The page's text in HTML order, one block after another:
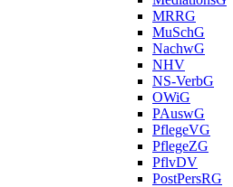
MRRG
MuSchG
NachwG
NHV
NS-VerbG
OWiG
PAuswG
PflegeVG
PflegeZG
PflvDV
PostPersRG